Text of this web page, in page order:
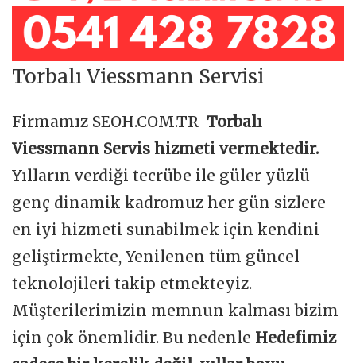
Torbalı Viessmann Servisi
Firmamız SEOH.COM.TR Torbalı
Viessmann Servis hizmeti vermektedir.
Yılların verdiği tecrübe ile güler yüzlü
genç dinamik kadromuz her gün sizlere
en iyi hizmeti sunabilmek için kendini
geliştirmekte, Yenilenen tüm güncel
teknolojileri takip etmekteyiz.
Müşterilerimizin memnun kalması bizim
için çok önemlidir. Bu nedenle Hedefimiz